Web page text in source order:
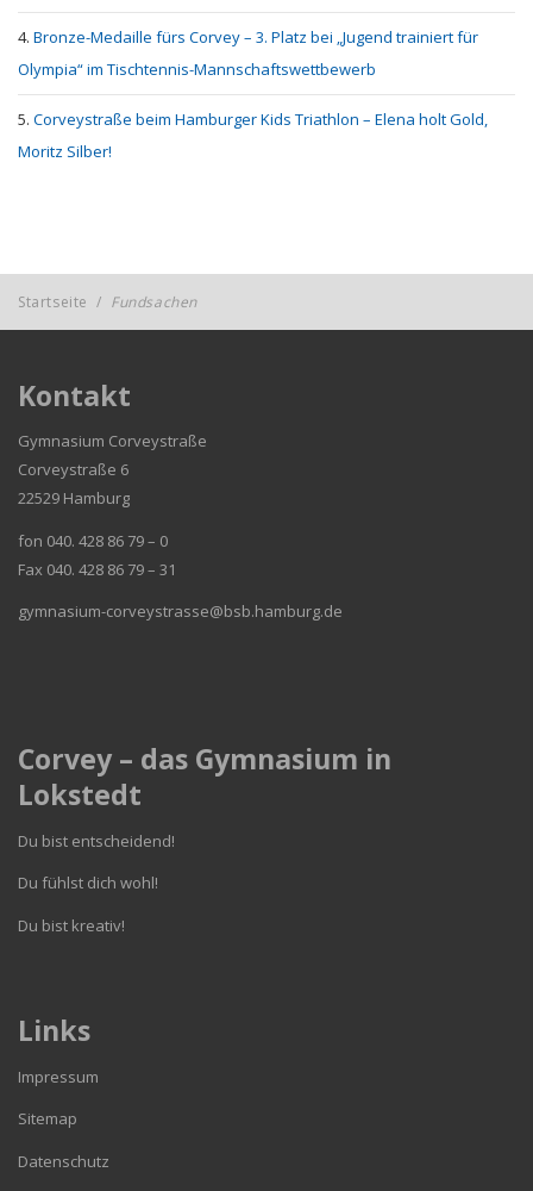
Bronze-Medaille fürs Corvey – 3. Platz bei „Jugend trainiert für
Olympia“ im Tischtennis-Mannschaftswettbewerb
Corveystraße beim Hamburger Kids Triathlon – Elena holt Gold,
Moritz Silber!
Startseite / Fundsachen
Kontakt
Gymnasium Corveystraße
Corveystraße 6
22529 Hamburg
fon 040. 428 86 79 – 0
Fax 040. 428 86 79 – 31
gymnasium-corveystrasse@bsb.hamburg.de
Corvey – das Gymnasium in
Lokstedt
Du bist entscheidend!
Du fühlst dich wohl!
Du bist kreativ!
Links
Impressum
Sitemap
Datenschutz